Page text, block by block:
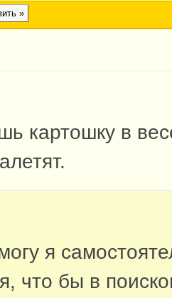
картошку в
я
что бы в